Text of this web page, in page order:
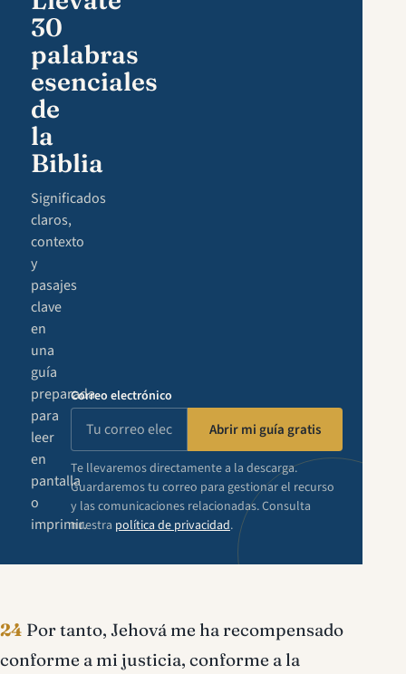
30
palabras
esenciales
de
la
Biblia
Significados
claros,
contexto
y
pasajes
clave
en
una
guía
preparada
para
leer
en
pantalla
o
imprimir.
Correo electrónico
Abrir mi guía gratis
Te llevaremos directamente a la descarga.
Guardaremos tu correo para gestionar el recurso
y las comunicaciones relacionadas. Consulta
nuestra política de privacidad.
24 Por tanto, Jehová me ha recompensado
conforme a mi justicia, conforme a la